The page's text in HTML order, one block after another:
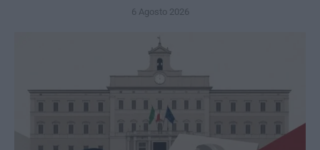
6 Agosto 2026